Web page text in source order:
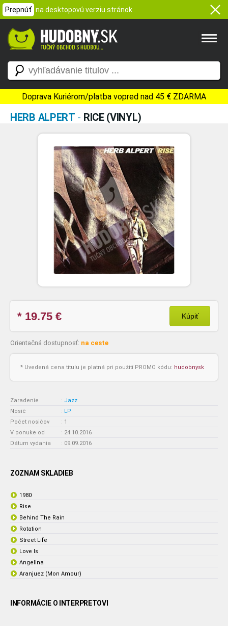
Prepnúť na desktopovú verziu stránok
Doprava Kuriérom/platba vopred nad 45 € ZDARMA
HERB ALPERT - RICE (VINYL)
* 19.75 € Kúpiť
Orientačná dostupnosť: na ceste
* Uvedená cena titulu je platná pri použití PROMO kódu: hudobnysk
Zaradenie : Jazz
Nosič
: LP
Počet nosičov
: 1
V ponuke od
: 24.10.2016
Dátum vydania
: 09.09.2016
ZOZNAM SKLADIEB
1980
Rise
Behind The Rain
Rotation
Street Life
Love Is
Angelina
Aranjuez (Mon Amour)
INFORMÁCIE O INTERPRETOVI